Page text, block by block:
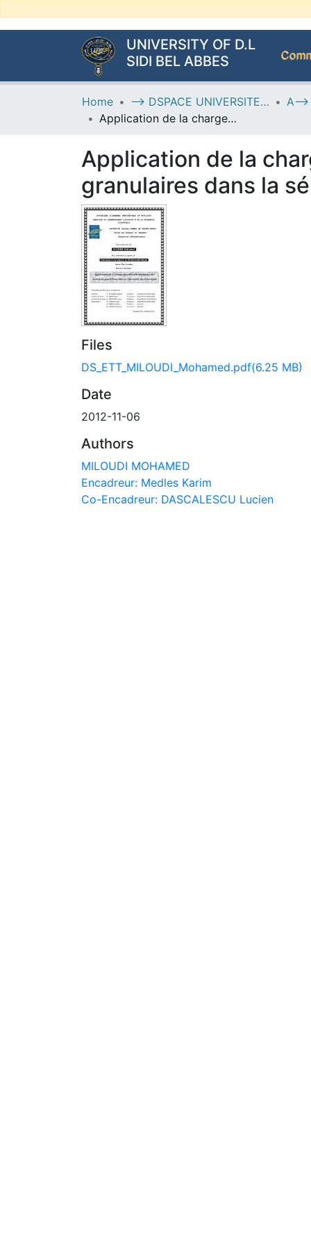
UNIVERSITY OF D.L
SIDI BEL ABBES
Home
--> DSPACE UNIVERSITE DJILALLI LIABES DE SIDI BEL ABBES
Application de la charge par effet triboélectrique des matériaux granulaires dans la séparation électrostatique
Application de la
granulaires dans la
Files
DS_ETT_MILOUDI_Mohamed.pdf(6.25 MB)
Date
2012-11-06
Authors
MILOUDI MOHAMED
Encadreur: Medles Karim
Co-Encadreur: DASCALESCU Lucien